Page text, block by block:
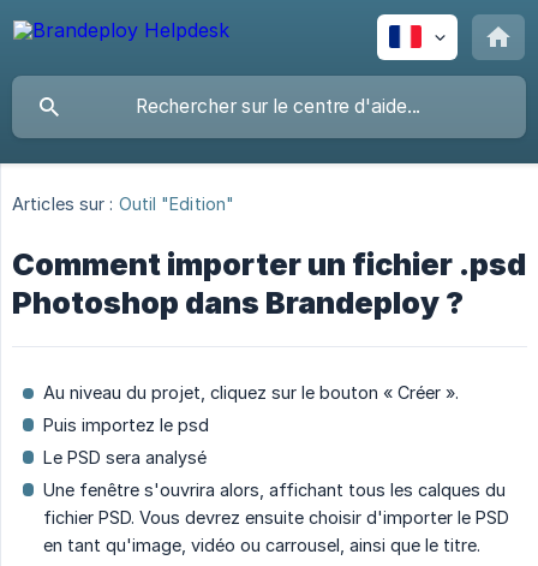
Articles sur : Outil "Edition"
Comment importer un fichier .psd
Photoshop dans Brandeploy ?
Au niveau du projet, cliquez sur le bouton « Créer ».
Puis importez le psd
Le PSD sera analysé
Une fenêtre s'ouvrira alors, affichant tous les calques du
fichier PSD. Vous devrez ensuite choisir d'importer le PSD
en tant qu'image, vidéo ou carrousel, ainsi que le titre.